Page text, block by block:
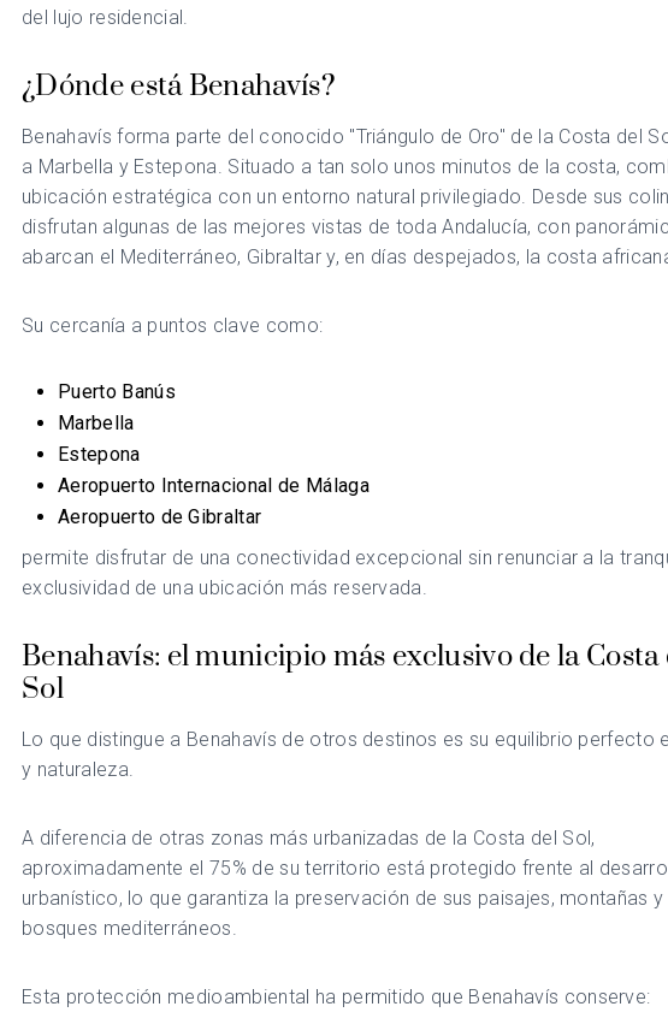
del lujo residencial.
¿Dónde está Benahavís?
Benahavís forma parte del conocido "Triángulo de Oro" de la Costa del
a Marbella y Estepona. Situado a tan solo unos minutos de la costa,
ubicación estratégica con un entorno natural privilegiado. Desde sus
disfrutan algunas de las mejores vistas de toda Andalucía, con
abarcan el Mediterráneo, Gibraltar y, en días despejados, la costa
Su cercanía a puntos clave como:
Puerto Banús
Marbella
Estepona
Aeropuerto Internacional de Málaga
Aeropuerto de Gibraltar
permite disfrutar de una conectividad excepcional sin renunciar a la
exclusividad de una ubicación más reservada.
Benahavís: el municipio más exclusivo de la Costa
Sol
Lo que distingue a Benahavís de otros destinos es su equilibrio perfecto
y naturaleza.
A diferencia de otras zonas más urbanizadas de la Costa del Sol,
aproximadamente el 75% de su territorio está protegido frente al
urbanístico, lo que garantiza la preservación de sus paisajes, montañas y
bosques mediterráneos.
Esta protección medioambiental ha permitido que Benahavís conserve: